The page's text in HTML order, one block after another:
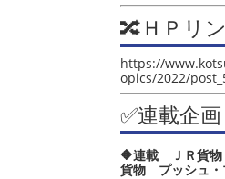
🔀ＨＰリ
https://
opics/2022/
✅連載企画
🔶連載 ＪＲ貨物
貨物 プッシュ・